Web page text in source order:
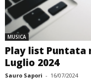
MUSICA
Play list Puntata
Luglio 2024
Sauro Sapori - 16/07/2024